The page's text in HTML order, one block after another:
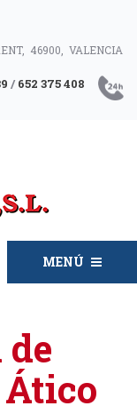
46900, VALENCIA
/ 652 375 408
MENÚ